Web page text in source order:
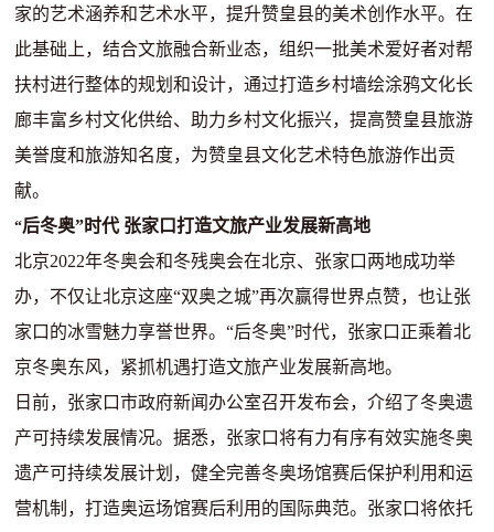
家的艺术涵养和艺术水平，提升赞皇县的美术创作水平。在
此基础上，结合文旅融合新业态，组织一批美术爱好者对帮
扶村进行整体的规划和设计，通过打造乡村墙绘涂鸦文化长
廊丰富乡村文化供给、助力乡村文化振兴，提高赞皇县旅游
美誉度和旅游知名度，为赞皇县文化艺术特色旅游作出贡
献。
“后冬奥”时代 张家口打造文旅产业发展新高地
北京2022年冬奥会和冬残奥会在北京、张家口两地成功举
办，不仅让北京这座“双奥之城”再次赢得世界点赞，也让张
家口的冰雪魅力享誉世界。“后冬奥”时代，张家口正乘着北
京冬奥东风，紧抓机遇打造文旅产业发展新高地。
日前，张家口市政府新闻办公室召开发布会，介绍了冬奥遗
产可持续发展情况。据悉，张家口将有力有序有效实施冬奥
遗产可持续发展计划，健全完善冬奥场馆赛后保护利用和运
营机制，打造奥运场馆赛后利用的国际典范。张家口将依托